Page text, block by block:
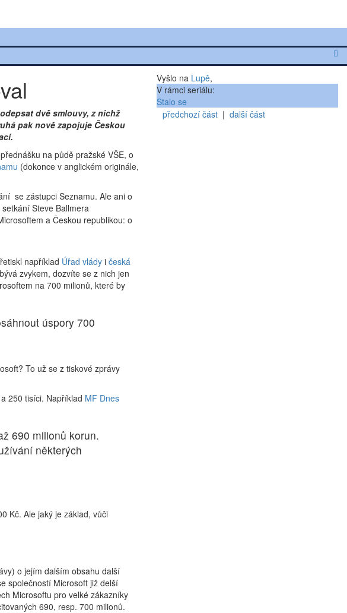
dvě smlouvy, z nichž
pak nově zapojuje Českou
na půdě pražské VŠE, o
(dokonce v anglickém originále,
se zástupci Seznamu. Ale ani o
Steve Ballmera
a Českou republikou: o
například Úřad vlády i česká
zvykem, dozvíte se z nich jen
na 700 milionů, které by
úspory 700
To už se z tiskové zprávy
250 tisíci. Například MF Dnes
690 milionů korun.
některých
Kč. Ale jaký je základ, vůči
o jejím dalším obsahu další
společností Microsoft již delší
Microsoftu pro velké zákazníky
690, resp. 700 milionů.
Vyšlo na Lupě,
V rámci seriálu:
Stalo se
předchozí část | další část